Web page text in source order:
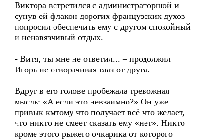
Виктора встретился с администраторшой и
сунув ей флакон дорогих французских духов
попросил обеспечить ему с другом спокойный
и ненавязчивый отдых.
- Витя, ты мне не ответил... – продолжил
Игорь не отворачивая глаз от друга.
Вдруг в его голове пробежала тревожная
мысль: «А если это невзаимно?» Он уже
привык кмтому что получает всё что желает,
что никто не смеет сказать ему «нет». Никто
кроме этого рыжего очкарика от которого